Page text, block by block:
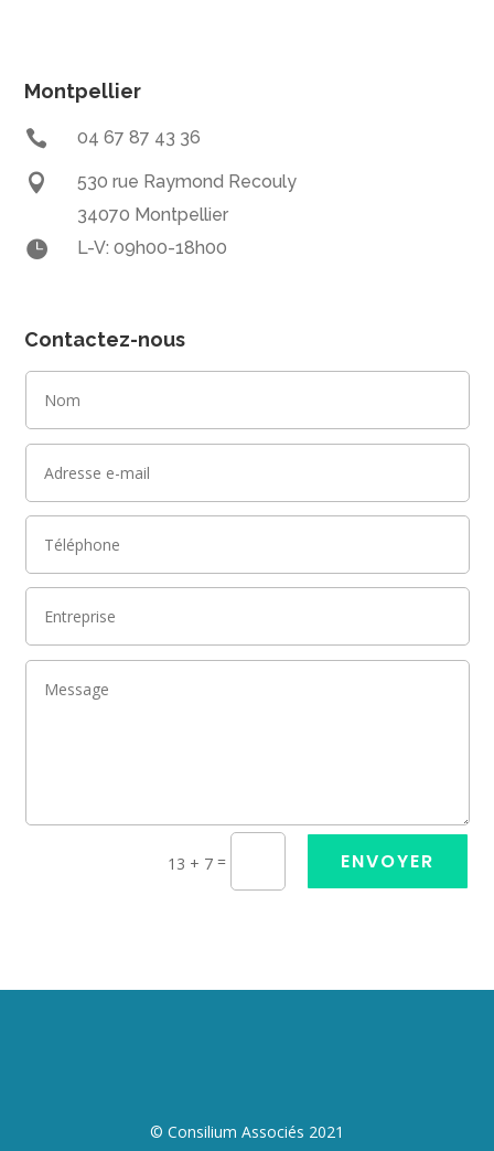
Montpellier
 04 67 87 43 36

530 rue Raymond Recouly
34070 Montpellier
 L-V: 09h00-18h00
Contactez-nous
13 + 7= ENVOYER
© Consilium Associés 2021